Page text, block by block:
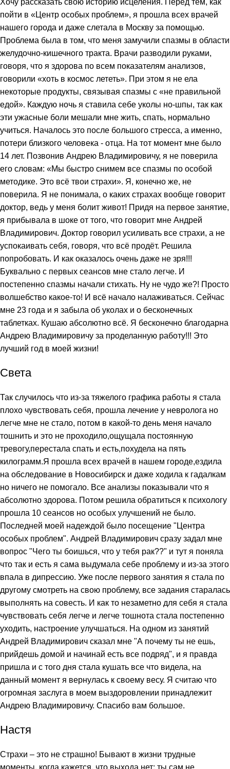
Хочу рассказать свою историю исцеления. Перед тем, как
пойти в «Центр особых проблем», я прошла всех врачей
нашего города и даже слетала в Москву за помощью.
Проблема была в том, что меня замучили спазмы в области
желудочно-кишечного тракта. Врачи разводили руками,
говоря, что я здорова по всем показателям анализов,
говорили «хоть в космос лететь». При этом я не ела
некоторые продукты, связывая спазмы с «не правильной
едой». Каждую ночь я ставила себе уколы но-шпы, так как
эти ужасные боли мешали мне жить, спать, нормально
учиться. Началось это после большого стресса, а именно,
потери близкого человека - отца. На тот момент мне было
14 лет. Позвонив Андрею Владимировичу, я не поверила
его словам: «Мы быстро снимем все спазмы по особой
методике. Это всё твои страхи». Я, конечно же, не
поверила. Я не понимала, о каких страхах вообще говорит
доктор, ведь у меня болит живот! Придя на первое занятие,
я прибывала в шоке от того, что говорит мне Андрей
Владимирович. Доктор говорил усиливать все страхи, а не
успокаивать себя, говоря, что всё продёт. Решила
попробовать. И как оказалось очень даже не зря!!!
Буквально с первых сеансов мне стало легче. И
постепенно спазмы начали стихать. Ну не чудо же?! Просто
волшебство какое-то! И всё начало налаживаться. Сейчас
мне 23 года и я забыла об уколах и о бесконечных
таблетках. Кушаю абсолютно всё. Я бесконечно благодарна
Андрею Владимировичу за проделанную работу!!! Это
лучший год в моей жизни!
Света
Так случилось что из-за тяжелого графика работы я стала
плохо чувствовать себя, прошла лечение у невролога но
легче мне не стало, потом в какой-то день меня начало
тошнить и это не проходило,ощущала постоянную
тревогу,перестала спать и есть,похудела на пять
килограмм.Я прошла всех врачей в нашем городе,ездила
на обследование в Новосибирск и даже ходила к гадалкам
но ничего не помогало. Все анализы показывали что я
абсолютно здорова. Потом решила обратиться к психологу
прошла 10 сеансов но особых улучшений не было.
Последней моей надеждой было посещение "Центра
особых проблем". Андрей Владимирович сразу задал мне
вопрос "Чего ты боишься, что у тебя рак??" и тут я поняла
что так и есть я сама выдумала себе проблему и из-за этого
впала в дипрессию. Уже после первого занятия я стала по
другому смотреть на свою проблему, все задания старалась
выполнять на совесть. И как то незаметно для себя я стала
чувствовать себя легче и легче тошнота стала постепенно
уходить, настроение улучшаться. На одном из занятий
Андрей Владимирович сказал мне "А почему ты не ешь,
прийдешь домой и начинай есть все подряд", и я правда
пришла и с того дня стала кушать все что видела, на
данный момент я вернулась к своему весу. Я считаю что
огромная заслуга в моем выздоровлении принадлежит
Андрею Владимировичу. Спасибо вам большое.
Настя
Страхи – это не страшно! Бывают в жизни трудные
моменты, когда кажется, что выхода нет: ты сам не